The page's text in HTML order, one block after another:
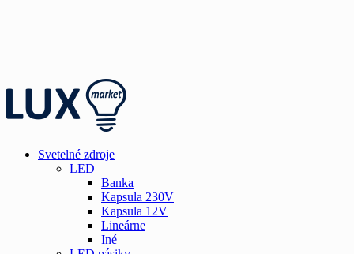
Svetelné zdroje
LED
Banka
Kapsula 230V
Kapsula 12V
Lineárne
Iné